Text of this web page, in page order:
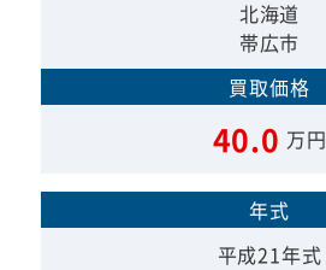
北海道
帯広市
買取価格
40.0 万円
年式
平成21年式